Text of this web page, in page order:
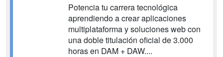
Potencia tu carrera tecnológica
aprendiendo a crear aplicaciones
multiplataforma y soluciones web con
una doble titulación oficial de 3.000
horas en DAM + DAW....